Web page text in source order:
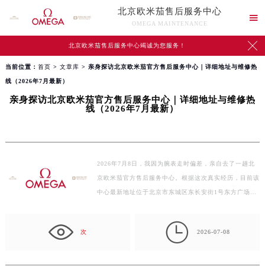
北京欧米茄售后服务中心
OMEGA MAINTENANCE

北京欧米茄售后服务中心竭诚为您服务！ 
当前位置： 首页 > 文章库 > 亲身探访北京欧米茄官方售后服务中心｜详细地址与维修热
线（2026年7月最新）
亲身探访北京欧米茄官方售后服务中心｜详细地址与维修热
线（2026年7月最新）
2026年7月8日，我因为腕表走时偏差，亲自去了一趟北
京欧米茄官方售后服务中心。根据这次真实经历，目前该
中心最新地址位于北京市东城区东长安街1号东方广场
次  2026-07-08